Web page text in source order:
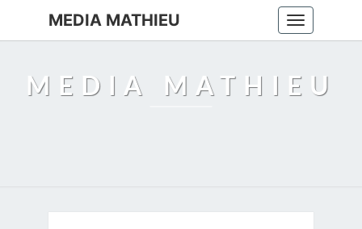
Toggle
navigation
MEDIA MATHIEU
MEDIA MATHIEU